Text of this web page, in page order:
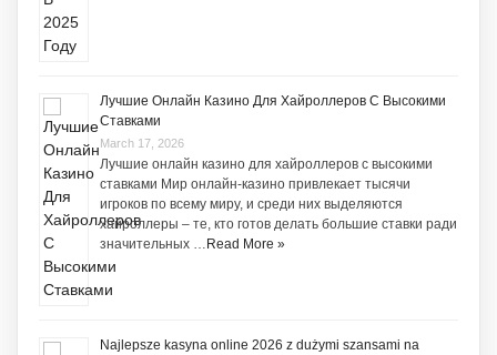
Лучшие Онлайн Казино Для Хайроллеров С Высокими
Ставками
March 17, 2026
Лучшие онлайн казино для хайроллеров с высокими
ставками Мир онлайн-казино привлекает тысячи
игроков по всему миру, и среди них выделяются
хайроллеры – те, кто готов делать большие ставки ради
значительных … Read More »
Najlepsze kasyna online 2026 z dużymi szansami na